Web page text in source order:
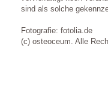
sind als solche
Fotografie: fotolia.de
(c) osteoceum. Alle